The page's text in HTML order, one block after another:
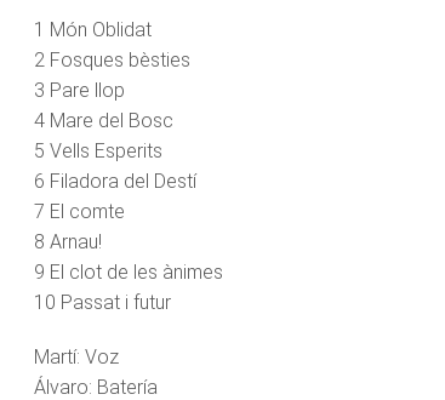
1 Món Oblidat
2 Fosques bèsties
3 Pare llop
4 Mare del Bosc
5 Vells Esperits
6 Filadora del Destí
7 El comte
8 Arnau!
9 El clot de les ànimes
10 Passat i futur
Martí: Voz
Álvaro: Batería